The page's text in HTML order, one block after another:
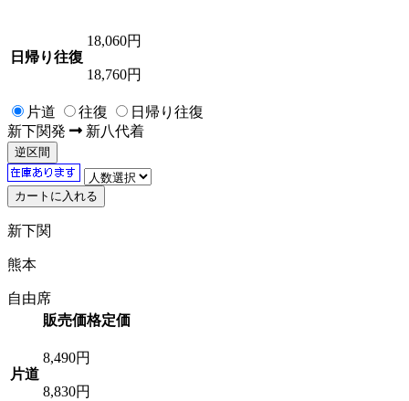
日帰り往復
18,060円
18,760円
片道 往復
日帰り往復
新下関発 新八代着
逆区間
新下関
熊本
自由席
販売価格定価
片道
8,490円
8,830円